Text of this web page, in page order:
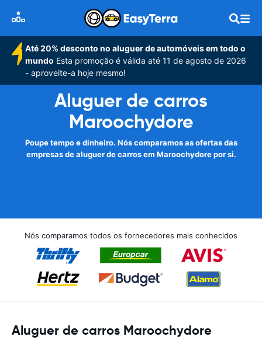
Até 20% desconto no aluguer de automóveis em todo o
mundo Esta promoção é válida até 11 de agosto de 2026
- aproveite-a hoje mesmo!
Aluguer de carros
Maroochydore
Poupe tempo e dinheiro. Nós comparamos as ofertas das
empresas de aluguer de carros em Maroochydore por si.
Nós comparamos todos os fornecedores mais conhecidos
Aluguer de carros Maroochydore